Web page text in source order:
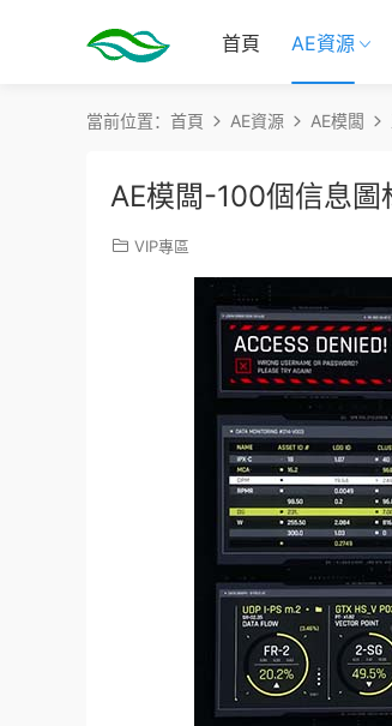
首頁 AE資源
當前位置： 首頁 AE資源 AE模闆
AE模闆-100個信息
VIP專區